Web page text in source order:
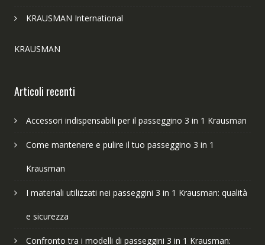
KRAUSMAN International
KRAUSMAN
Articoli recenti
Accessori indispensabili per il passeggino 3 in 1 Krausman
Come mantenere e pulire il tuo passeggino 3 in 1
Krausman
I materiali utilizzati nei passeggini 3 in 1 Krausman: qualità
e sicurezza
Confronto tra i modelli di passeggini 3 in 1 Krausman: